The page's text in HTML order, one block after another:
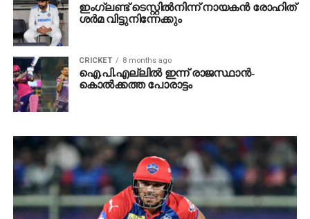
ഇംഗ്ലണ്ട് ടെസ്റ്റിൽനിന്ന് നായകന്‍ രോഹിത്
ശർമ വിട്ടുനിന്നേക്കും
CRICKET 8 months ago
ഐ.പി.എല്ലില്‍ ഇന്ന് രാജസ്ഥാന്‍-
കൊല്‍ക്കത്ത പോരാട്ടം